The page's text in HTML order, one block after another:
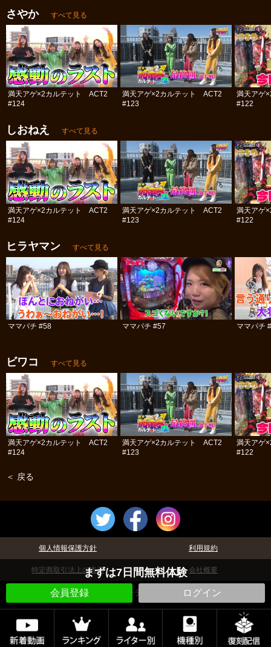
まずは7日間無料体験
会員登録 ログイン
さやか すべて見る
満天アゲ×2カルテット ACT2
#124
満天アゲ×2カルテット ACT2
#123
満天アゲ
#122
しおねえ すべて見る
満天アゲ×2カルテット ACT2
#124
満天アゲ×2カルテット ACT2
#123
満天アゲ
#122
ヒラヤマン すべて見る
ママパチ #58 ママパチ #57 ママパチ
ビワコ すべて見る
満天アゲ×2カルテット ACT2
#124
満天アゲ×2カルテット ACT2
#123
満天アゲ
#122
＜ 戻る
個人情報保護方針 利用規約
特定商取引法上の表示 会社概要
©パチテレ！